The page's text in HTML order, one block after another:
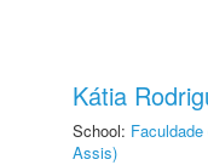
Kátia
School:
Assis)